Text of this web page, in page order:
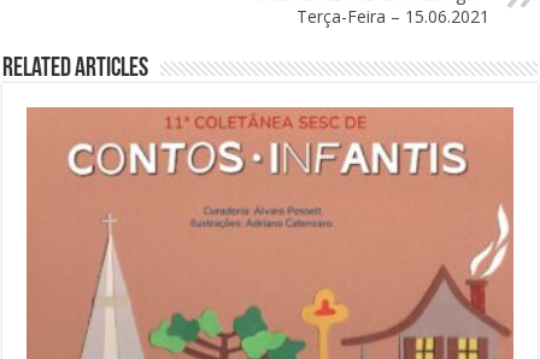
Terça-Feira – 15.06.2021
Related Articles